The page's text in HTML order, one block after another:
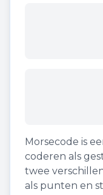
Morsecode is
coderen als
twee
als punten en